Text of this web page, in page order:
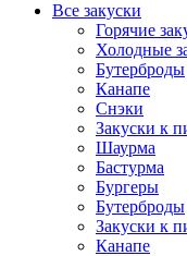
Все закуски
Горячие
Холодные
Бутерброды
Канапе
Снэки
Закуски к
Шаурма
Бастурма
Бургеры
Бутерброды
Закуски к
Канапе